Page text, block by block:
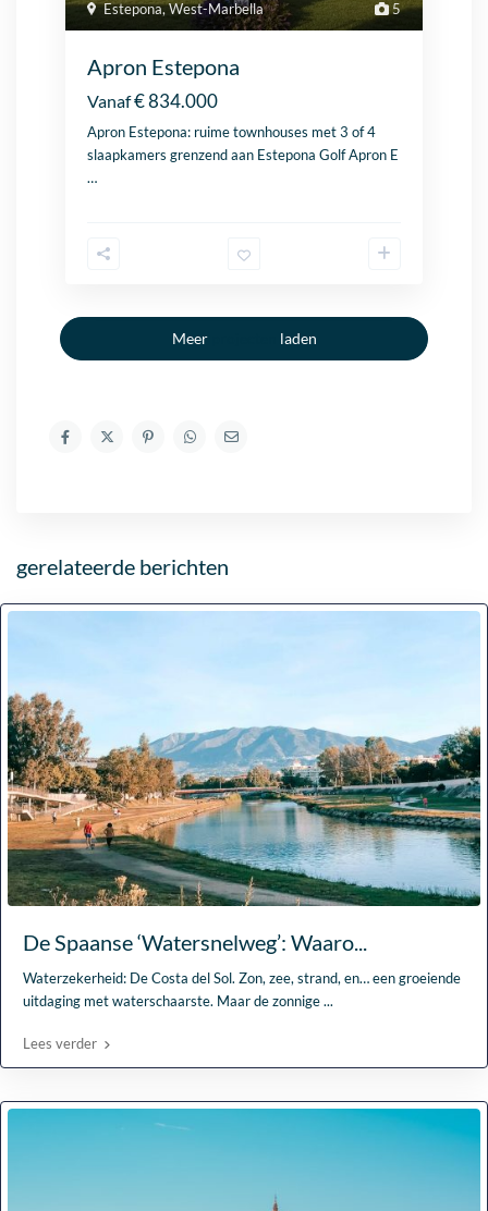
5
Estepona,West-Marbella
Apron Estepona
Vanaf€ 834.000
Apron Estepona: ruime townhouses met 3 of 4
slaapkamers grenzend aan Estepona Golf Apron E
…
Meer laden
gerelateerde berichten
De Spaanse ‘Watersnelweg’: Waaro...
Waterzekerheid: De Costa del Sol. Zon, zee, strand, en… een groeiende
uitdaging met waterschaarste. Maar de zonnige...
Lees verder